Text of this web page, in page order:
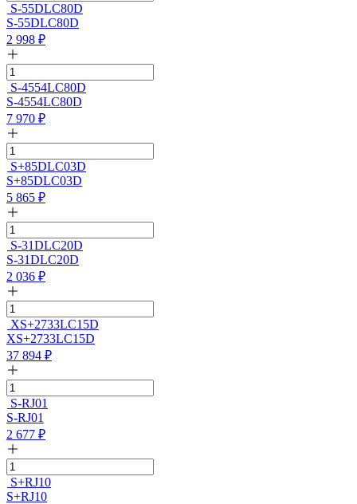
S-55DLC80D
S-55DLC80D
2 998 ₽
S-4554LC80D
S-4554LC80D
7 970 ₽
S+85DLC03D
S+85DLC03D
5 865 ₽
S-31DLC20D
S-31DLC20D
2 036 ₽
XS+2733LC15D
XS+2733LC15D
37 894 ₽
S-RJ01
S-RJ01
2 677 ₽
S+RJ10
S+RJ10